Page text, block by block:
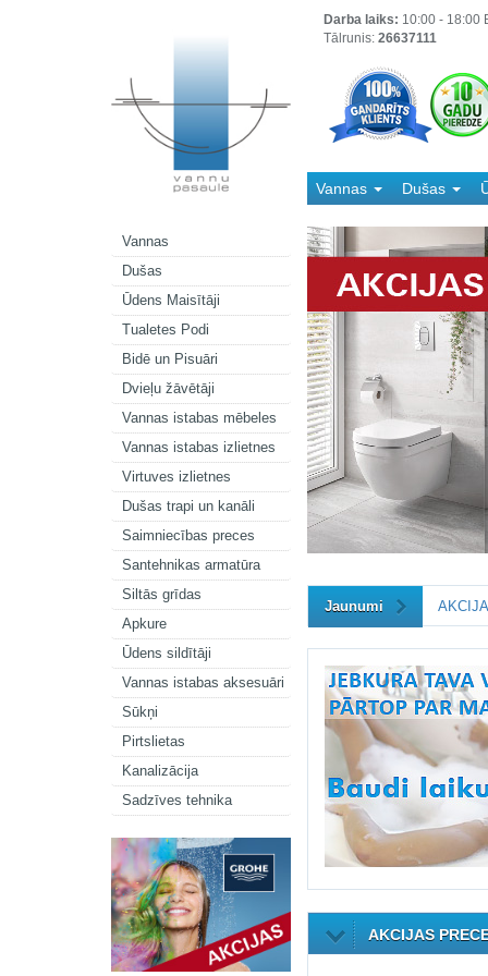
Vannas
Dušas
Ūdens Maisītāji
Tualetes Podi
Bidē un Pisuāri
Dvieļu žāvētāji
Vannas istabas mēbeles
Vannas istabas izlietnes
Virtuves izlietnes
Dušas trapi un kanāli
Saimniecības preces
Santehnikas armatūra
Siltās grīdas
Apkure
Ūdens sildītāji
Vannas istabas aksesuāri
Sūkņi
Pirtslietas
Kanalizācija
Sadzīves tehnika
Darba laiks: 10:00 - 18:00
Tālrunis: 26637111
Vannas Dušas
Jaunumi
AKCIJAS